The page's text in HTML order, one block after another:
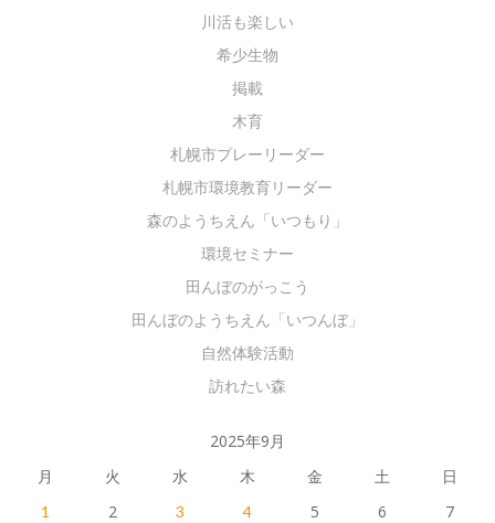
川活も楽しい
希少生物
掲載
木育
札幌市プレーリーダー
札幌市環境教育リーダー
森のようちえん「いつもり」
環境セミナー
田んぼのがっこう
田んぼのようちえん「いつんぼ」
自然体験活動
訪れたい森
2025年9月
月
火 水 木 金 土 日
1 2 3 4 5 6 7